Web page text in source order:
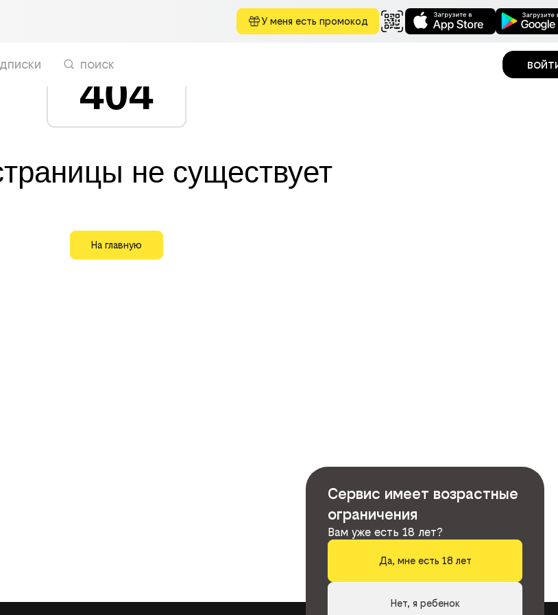
У меня есть промокод
поиск
404
не существует
На главную
Сервис имеет возрастные
ограничения
Вам уже есть 18 лет?
Да, мне есть 18 лет
Нет, я ребенок